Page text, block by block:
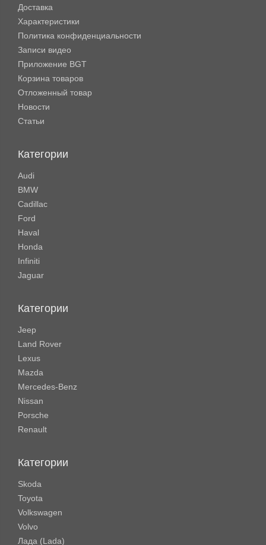
Доставка
Характеристики
Политика конфиденциальности
Записи видео
Приложение BGT
Корзина товаров
Отложенный товар
Новости
Статьи
Категории
Audi
BMW
Cadillac
Ford
Haval
Honda
Infiniti
Jaguar
Категории
Jeep
Land Rover
Lexus
Mazda
Mercedes-Benz
Nissan
Porsche
Renault
Категории
Skoda
Toyota
Volkswagen
Volvo
Лада (Lada)